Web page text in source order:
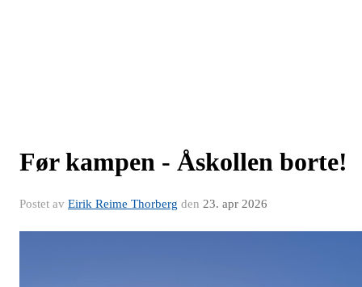
Før kampen - Åskollen borte!
Postet av Eirik Reime Thorberg den 23. apr 2026